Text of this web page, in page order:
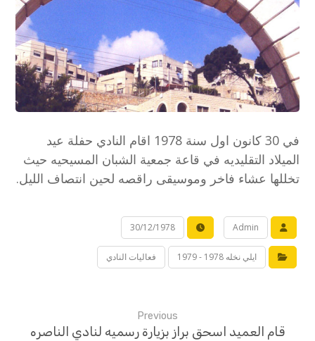
في 30 كانون اول سنة 1978 اقام النادي حفلة عيد
الميلاد التقليديه في قاعة جمعية الشبان المسيحيه حيث
تخللها عشاء فاخر وموسيقى راقصه لحين انتصاف الليل.
Admin
30/12/1978
ايلي نخله 1978 - 1979 فعاليات النادي
Previous
قام العميد اسحق براز بزيارة رسميه لنادي الناصره